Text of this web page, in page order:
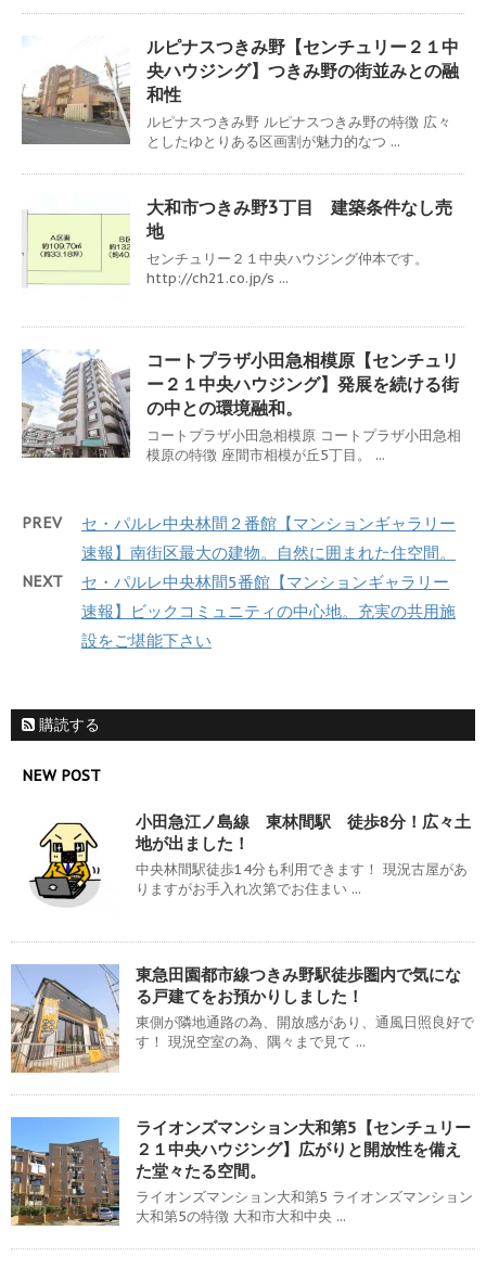
ルピナスつきみ野【センチュリー２１中
央ハウジング】つきみ野の街並みとの融
和性
ルピナスつきみ野 ルピナスつきみ野の特徴 広々
としたゆとりある区画割が魅力的なつ ...
大和市つきみ野3丁目 建築条件なし売
地
センチュリー２１中央ハウジング仲本です。
http://ch21.co.jp/s ...
コートプラザ小田急相模原【センチュリ
ー２１中央ハウジング】発展を続ける街
の中との環境融和。
コートプラザ小田急相模原 コートプラザ小田急相
模原の特徴 座間市相模が丘5丁目。 ...
PREV
セ・パルレ中央林間２番館【マンションギャラリー
速報】南街区最大の建物。自然に囲まれた住空間。
NEXT
セ・パルレ中央林間5番館【マンションギャラリー
速報】ビックコミュニティの中心地。充実の共用施
設をご堪能下さい
購読する
NEW POST
小田急江ノ島線 東林間駅 徒歩8分！広々土
地が出ました！
中央林間駅徒歩14分も利用できます！ 現況古屋があ
りますがお手入れ次第でお住まい ...
東急田園都市線つきみ野駅徒歩圏内で気にな
る戸建てをお預かりしました！
東側が隣地通路の為、開放感があり、通風日照良好で
す！ 現況空室の為、隅々まで見て ...
ライオンズマンション大和第5【センチュリー
２１中央ハウジング】広がりと開放性を備え
た堂々たる空間。
ライオンズマンション大和第5 ライオンズマンション
大和第5の特徴 大和市大和中央 ...